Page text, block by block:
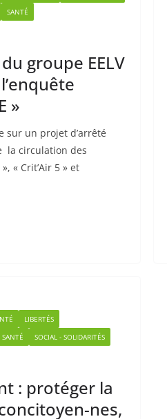
SANTÉ
groupe EELV
»
sur un projet d’arrêté
la circulation des
« Crit’Air 5 » et
LIBERTÉS
SANTÉ SOCIAL - SOLIDARITÉS
: protéger la
nes,